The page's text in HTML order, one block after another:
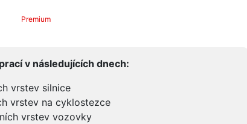
Premium
v následujících dnech:
vrstev silnice
vrstev na cyklostezce
vrstev vozovky